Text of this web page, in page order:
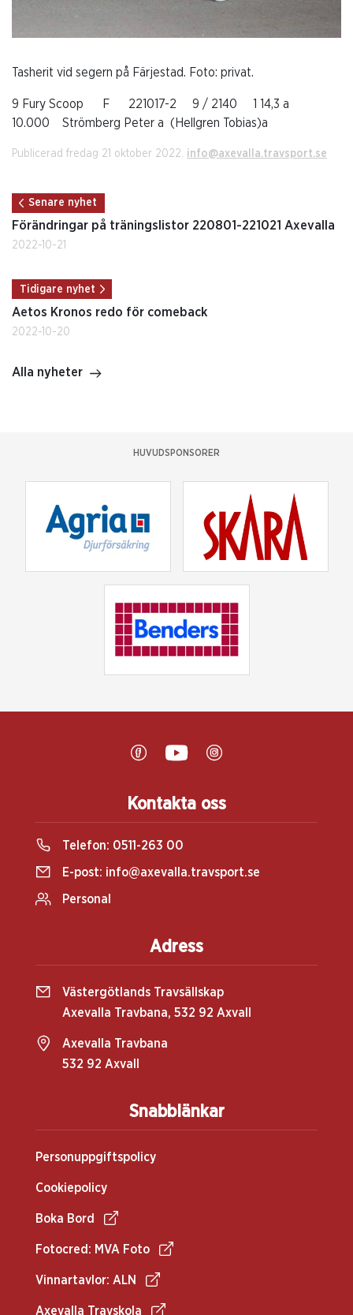
Tasherit vid segern på Färjestad. Foto: privat.
9 Fury Scoop F 221017-2 9 / 2140 1 14,3 a
10.000 Strömberg Peter a (Hellgren Tobias)a
Publicerad fredag 21 oktober 2022. info@axevalla.travsport.se
Senare nyhet
Förändringar på träningslistor 220801-221021 Axevalla
2022-10-21
Tidigare nyhet
Aetos Kronos redo för comeback
2022-10-20
Alla nyheter
HUVUDSPONSORER
Snabblänkar
Personuppgiftspolicy
Cookiepolicy
Boka Bord
Fotocred: MVA Foto
Vinnartavlor: ALN
Axevalla Travskola
Kontakta oss
Telefon: 0511-263 00
E-post: info@axevalla.travsport.se
Personal
Adress
Västergötlands Travsällskap
Axevalla Travbana, 532 92 Axvall
Axevalla Travbana
532 92 Axvall